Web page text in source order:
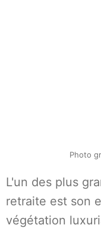
Photo
L'un des plus
retraite est son
végétation